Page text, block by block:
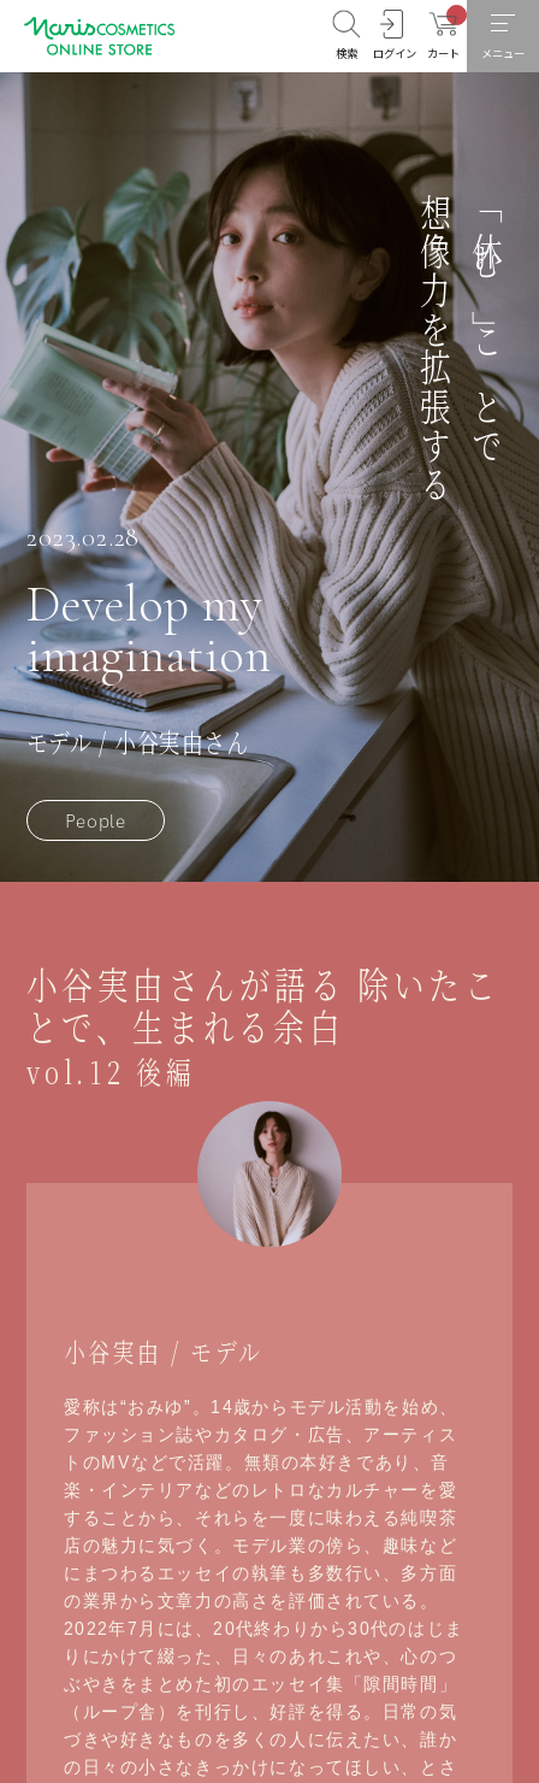
検索 ログイン カート メニュー
2023.02.28
Develop my
imagination
モデル / 小谷実由さん
People
「休む」ことで
想像力を拡張する
小谷実由さんが語る 除いたこ
とで、生まれる余白
vol.12 後編
小谷実由 / モデル
愛称は“おみゆ”。14歳からモデル活動を始め、
ファッション誌やカタログ・広告、アーティス
トのMVなどで活躍。無類の本好きであり、音
楽・インテリアなどのレトロなカルチャーを愛
することから、それらを一度に味わえる純喫茶
店の魅力に気づく。モデル業の傍ら、趣味など
にまつわるエッセイの執筆も多数行い、多方面
の業界から文章力の高さを評価されている。
2022年7月には、20代終わりから30代のはじま
りにかけて綴った、日々のあれこれや、心のつ
ぶやきをまとめた初のエッセイ集「隙間時間」
（ループ舎）を刊行し、好評を得る。日常の気
づきや好きなものを多くの人に伝えたい、誰か
の日々の小さなきっかけになってほしい、とさ